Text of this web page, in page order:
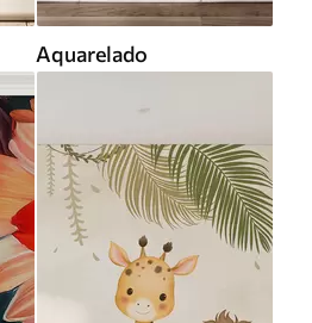
Aquarelado